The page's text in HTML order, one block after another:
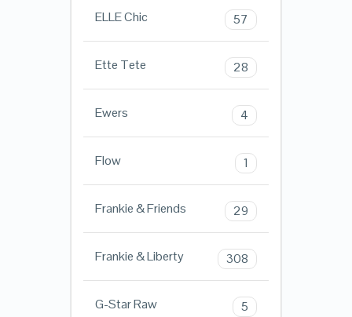
ELLE Chic 57
Ette Tete 28
Ewers 4
Flow 1
Frankie & Friends 29
Frankie & Liberty 308
G-Star Raw 5